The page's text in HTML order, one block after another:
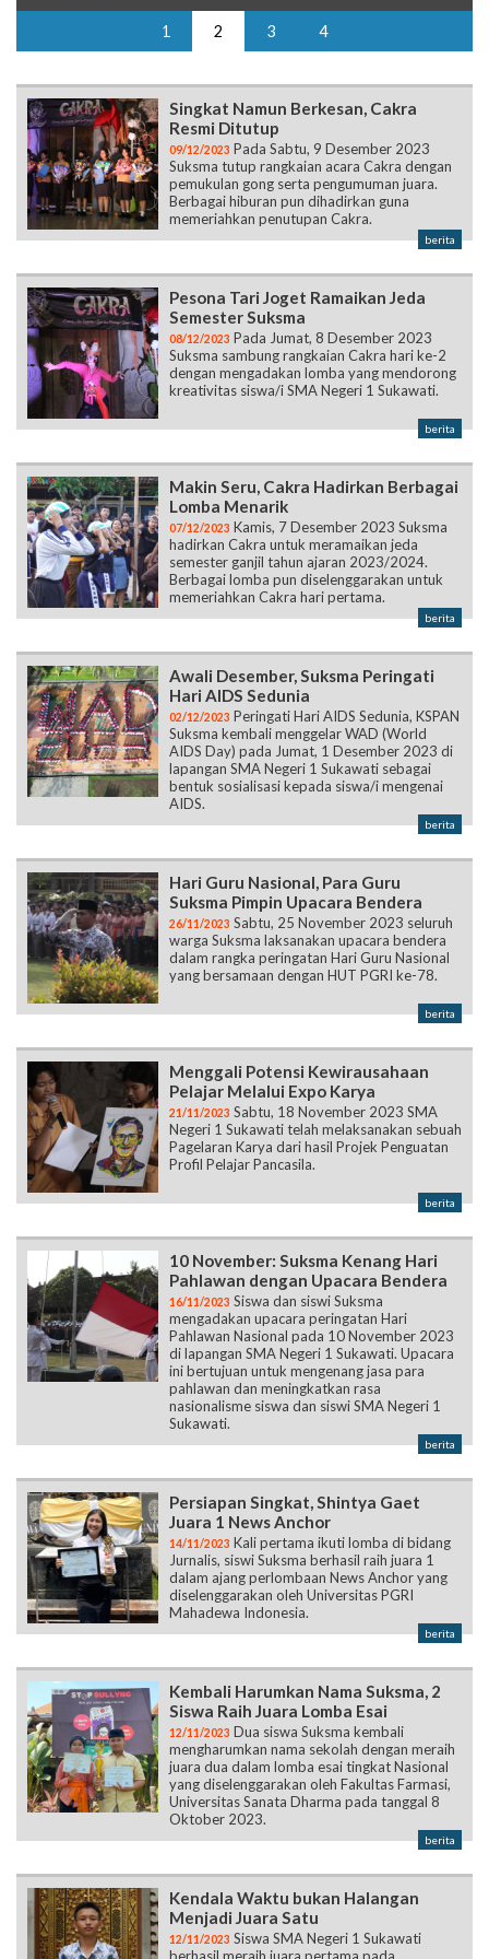
1 2 3 4
Singkat Namun Berkesan, Cakra
Resmi Ditutup
09/12/2023 Pada Sabtu, 9 Desember 2023
Suksma tutup rangkaian acara Cakra dengan
pemukulan gong serta pengumuman juara.
Berbagai hiburan pun dihadirkan guna
memeriahkan penutupan Cakra.
berita
Pesona Tari Joget Ramaikan Jeda
Semester Suksma
08/12/2023 Pada Jumat, 8 Desember 2023
Suksma sambung rangkaian Cakra hari ke-2
dengan mengadakan lomba yang mendorong
kreativitas siswa/i SMA Negeri 1 Sukawati.
berita
Makin Seru, Cakra Hadirkan Berbagai
Lomba Menarik
07/12/2023 Kamis, 7 Desember 2023 Suksma
hadirkan Cakra untuk meramaikan jeda
semester ganjil tahun ajaran 2023/2024.
Berbagai lomba pun diselenggarakan untuk
memeriahkan Cakra hari pertama.
berita
Awali Desember, Suksma Peringati
Hari AIDS Sedunia
02/12/2023 Peringati Hari AIDS Sedunia, KSPAN
Suksma kembali menggelar WAD (World
AIDS Day) pada Jumat, 1 Desember 2023 di
lapangan SMA Negeri 1 Sukawati sebagai
bentuk sosialisasi kepada siswa/i mengenai
AIDS.
berita
Hari Guru Nasional, Para Guru
Suksma Pimpin Upacara Bendera
26/11/2023 Sabtu, 25 November 2023 seluruh
warga Suksma laksanakan upacara bendera
dalam rangka peringatan Hari Guru Nasional
yang bersamaan dengan HUT PGRI ke-78.
berita
Menggali Potensi Kewirausahaan
Pelajar Melalui Expo Karya
21/11/2023 Sabtu, 18 November 2023 SMA
Negeri 1 Sukawati telah melaksanakan sebuah
Pagelaran Karya dari hasil Projek Penguatan
Profil Pelajar Pancasila.
berita
10 November: Suksma Kenang Hari
Pahlawan dengan Upacara Bendera
16/11/2023 Siswa dan siswi Suksma
mengadakan upacara peringatan Hari
Pahlawan Nasional pada 10 November 2023
di lapangan SMA Negeri 1 Sukawati. Upacara
ini bertujuan untuk mengenang jasa para
pahlawan dan meningkatkan rasa
nasionalisme siswa dan siswi SMA Negeri 1
Sukawati.
berita
Persiapan Singkat, Shintya Gaet
Juara 1 News Anchor
14/11/2023 Kali pertama ikuti lomba di bidang
Jurnalis, siswi Suksma berhasil raih juara 1
dalam ajang perlombaan News Anchor yang
diselenggarakan oleh Universitas PGRI
Mahadewa Indonesia.
berita
Kembali Harumkan Nama Suksma, 2
Siswa Raih Juara Lomba Esai
12/11/2023 Dua siswa Suksma kembali
mengharumkan nama sekolah dengan meraih
juara dua dalam lomba esai tingkat Nasional
yang diselenggarakan oleh Fakultas Farmasi,
Universitas Sanata Dharma pada tanggal 8
Oktober 2023.
berita
Kendala Waktu bukan Halangan
Menjadi Juara Satu
12/11/2023 Siswa SMA Negeri 1 Sukawati